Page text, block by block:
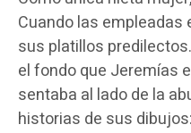
Cuando las empleadas
sus platillos
el fondo que Jeremías
sentaba al lado de la
historias de sus dibujos: